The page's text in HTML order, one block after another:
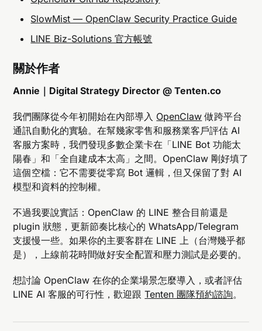
SlowMist — OpenClaw Security Practice Guide
LINE Biz-Solutions 官方帳號
關於作者
Annie｜Digital Strategy Director @ Tenten.co
我們團隊從今年初開始在內部導入 OpenClaw 做跨平台
通訊自動化的實驗。在幫幾家零售和服務業客戶評估 AI
客服方案時，我們發現多數企業卡在「LINE Bot 功能太
陽春」和「全自建成本太高」之間。OpenClaw 剛好填了
這個空檔：它不需要從零寫 Bot 邏輯，但又保留了對 AI
模型和資料的控制權。
不過我要說實話：OpenClaw 的 LINE 整合目前還是
plugin 狀態，更新節奏比核心的 WhatsApp/Telegram
支援慢一些。如果你的主要客群在 LINE 上（台灣幾乎都
是），上線前花時間做好安全配置和壓力測試是必要的。
想討論 OpenClaw 在你的企業場景怎麼導入，或者評估
LINE AI 客服的可行性，歡迎跟Tenten 團隊預約諮詢。